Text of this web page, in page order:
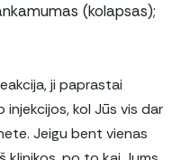
(kolapsas);
ji paprastai
kol Jūs vis dar
Jeigu bent vienas